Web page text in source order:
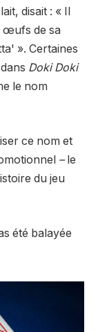
disait : « Il
œufs de sa
». Certaines
Doki Doki
le nom
ce nom et
–le
du jeu
été balayée